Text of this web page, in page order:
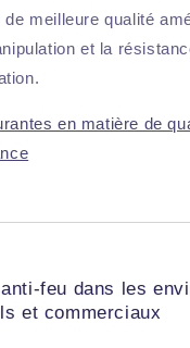
meilleure qualité
et la
en matière de
feu dans les
et commerciaux